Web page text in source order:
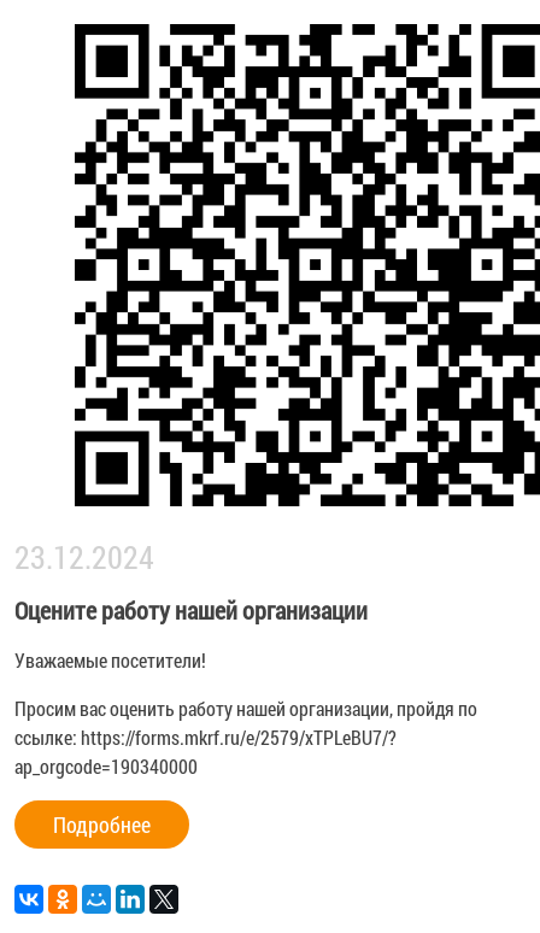
23.12.2024
Оцените работу нашей организации
Уважаемые посетители!
Просим вас оценить работу нашей организации, пройдя по
ссылке: https://forms.mkrf.ru/e/2579/xTPLeBU7/?
ap_orgcode=190340000
Подробнее